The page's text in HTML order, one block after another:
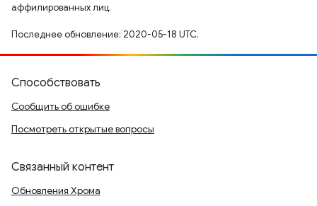
аффилированных лиц.
Последнее обновление: 2020-05-18 UTC.
Способствовать
Сообщить об ошибке
Посмотреть открытые вопросы
Связанный контент
Обновления Хрома